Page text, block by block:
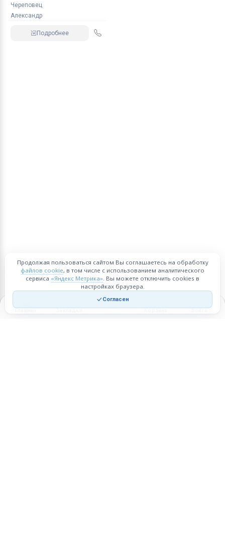
Череповец
Александр
Подробнее
Главная Закладки Корзина Войти
Продолжая пользоваться сайтом Вы соглашаетесь на обработку
файлов cookie, в том числе с использованием аналитического
сервиса «Яндекс Метрика». Вы можете отключить cookies в
настройках браузера.
Согласен